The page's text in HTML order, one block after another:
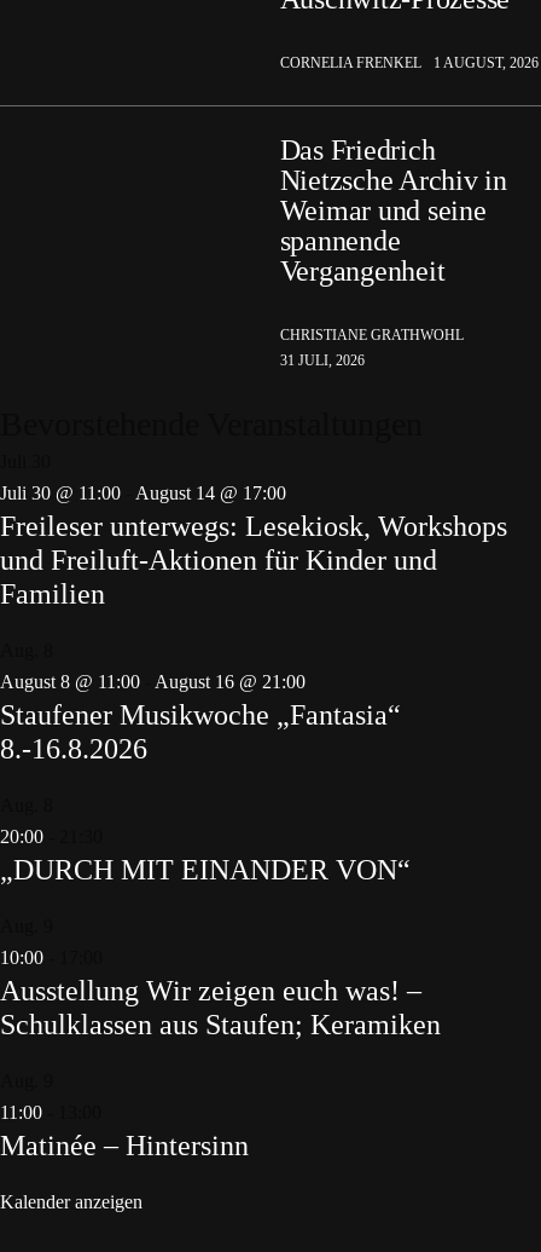
CORNELIA FRENKEL 1 AUGUST, 2026
Das Friedrich
Nietzsche Archiv in
Weimar und seine
spannende
Vergangenheit
CHRISTIANE GRATHWOHL
31 JULI, 2026
Juli 30 @ 11:00
August 14 @ 17:00
Freileser unterwegs: Lesekiosk, Workshops
und Freiluft-Aktionen für Kinder und
Familien
August 8 @ 11:00
August 16 @ 21:00
Staufener Musikwoche „Fantasia“
8.-16.8.2026
20:00
„DURCH MIT EINANDER VON“
10:00
Ausstellung Wir zeigen euch was! –
Schulklassen aus Staufen; Keramiken
11:00
Matinée – Hintersinn
Kalender anzeigen